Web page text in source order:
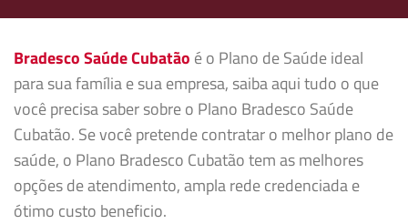
Bradesco Saúde Cubatão é o Plano de Saúde ideal
para sua família e sua empresa, saiba aqui tudo o que
você precisa saber sobre o Plano Bradesco Saúde
Cubatão. Se você pretende contratar o melhor plano de
saúde, o Plano Bradesco Cubatão tem as melhores
opções de atendimento, ampla rede credenciada e
ótimo custo beneficio.